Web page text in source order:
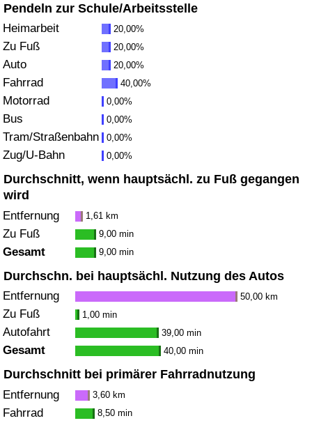
Pendeln zur Schule/Arbeitsstelle
Heimarbeit 20,00%
Zu Fuß 20,00%
Auto 20,00%
Fahrrad 40,00%
Motorrad 0,00%
Bus 0,00%
Tram/Straßenbahn 0,00%
Zug/U-Bahn 0,00%
Durchschnitt, wenn hauptsächl. zu Fuß gegangen
wird
Entfernung 1,61 km
Zu Fuß 9,00 min
Gesamt 9,00 min
Durchschn. bei hauptsächl. Nutzung des Autos
Entfernung 50,00 km
Zu Fuß 1,00 min
Autofahrt 39,00 min
Gesamt 40,00 min
Durchschnitt bei primärer Fahrradnutzung
Entfernung 3,60 km
Fahrrad 8,50 min
Umweltverschmutzungs-Index (aktuell)
Verschmutzungsindex
Umweltverschmutzungs-Index nach Land
Verkehr
Verkehrs-Index
Verkehrs-Index (aktuell)
Verkehrs-Index nach Land